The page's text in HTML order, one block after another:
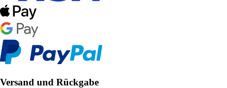
Versand und Rückgabe